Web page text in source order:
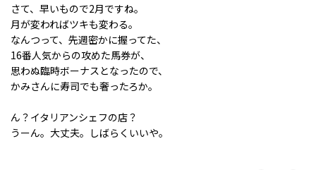
さて、早いもので2月ですね。
月が変わればツキも変わる。
なんつって、先週密かに握ってた、
16番人気からの攻めた馬券が、
思わぬ臨時ボーナスとなったので、
かみさんに寿司でも奢ったろか。
ん？イタリアンシェフの店？
うーん。大丈夫。しばらくいいや。